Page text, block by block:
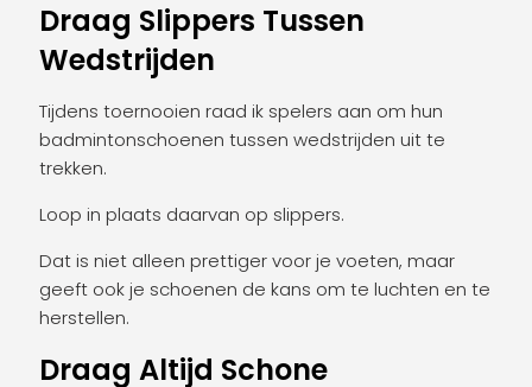
Draag Slippers Tussen
Wedstrijden
Tijdens toernooien raad ik spelers aan om hun
badmintonschoenen tussen wedstrijden uit te
trekken.
Loop in plaats daarvan op slippers.
Dat is niet alleen prettiger voor je voeten, maar
geeft ook je schoenen de kans om te luchten en te
herstellen.
Draag Altijd Schone